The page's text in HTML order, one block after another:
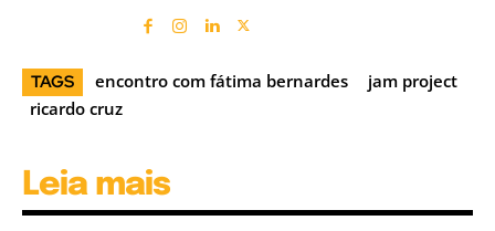
TAGS encontro com fátima bernardes
jam project
ricardo cruz
Leia mais